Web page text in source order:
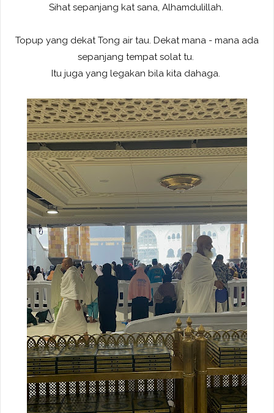
Sihat sepanjang kat sana, Alhamdulillah.
Topup yang dekat Tong air tau. Dekat mana - mana ada
sepanjang tempat solat tu.
Itu juga yang legakan bila kita dahaga.